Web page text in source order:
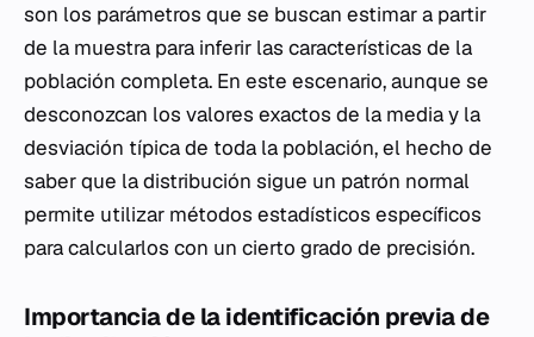
son los parámetros que se buscan estimar a partir
de la muestra para inferir las características de la
población completa. En este escenario, aunque se
desconozcan los valores exactos de la media y la
desviación típica de toda la población, el hecho de
saber que la distribución sigue un patrón normal
permite utilizar métodos estadísticos específicos
para calcularlos con un cierto grado de precisión.
Importancia de la identificación previa de